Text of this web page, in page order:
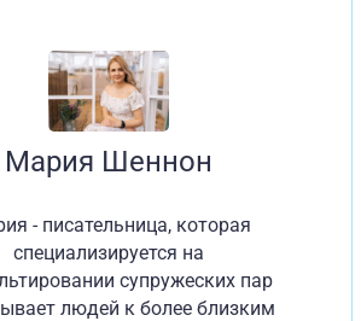
Мария Шеннон
- писательница, которая
специализируется на
супружеских пар
людей к более близким